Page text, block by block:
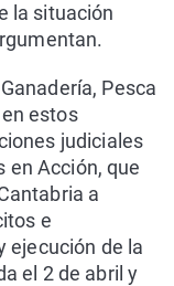
la situación
Pesca
estos
judiciales
en Acción, que
a
e
ejecución de la
el 2 de abril y